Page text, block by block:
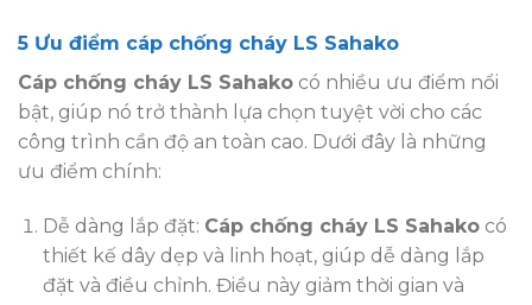
5 Ưu điểm cáp chống cháy LS Sahako
Cáp chống cháy LS Sahako có nhiều ưu điểm nổi
bật, giúp nó trở thành lựa chọn tuyệt vời cho các
công trình cần độ an toàn cao. Dưới đây là những
ưu điểm chính:
Dễ dàng lắp đặt: Cáp chống cháy LS Sahakocó
thiết kế dây dẹp và linh hoạt, giúp dễ dàng lắp
đặt và điều chỉnh. Điều này giảm thời gian và